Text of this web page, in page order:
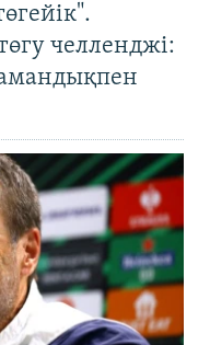
челленджі: